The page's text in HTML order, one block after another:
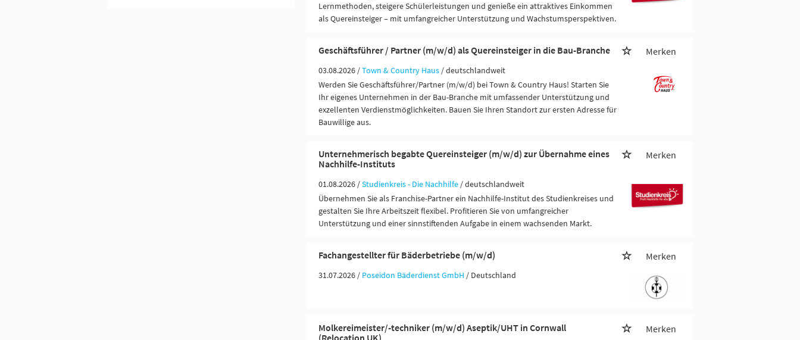
Lernmethoden, steigere Schülerleistungen und genieße ein attraktives Einkommen
als Quereinsteiger – mit umfangreicher Unterstützung und Wachstumsperspektiven.
Geschäftsführer / Partner (m/w/d) als Quereinsteiger in die Bau-Branche Merken
03.08.2026 /Town & Country Haus / deutschlandweit
Werden Sie Geschäftsführer/Partner (m/w/d) bei Town & Country Haus! Starten Sie
Ihr eigenes Unternehmen in der Bau-Branche mit umfassender Unterstützung und
exzellenten Verdienstmöglichkeiten. Bauen Sie Ihren Standort zur ersten Adresse für
Bauwillige aus.
Unternehmerisch begabte Quereinsteiger (m/w/d) zur Übernahme eines
Nachhilfe-Instituts
Merken
01.08.2026 /Studienkreis - Die Nachhilfe / deutschlandweit
Übernehmen Sie als Franchise-Partner ein Nachhilfe-Institut des Studienkreises und
gestalten Sie Ihre Arbeitszeit flexibel. Profitieren Sie von umfangreicher
Unterstützung und einer sinnstiftenden Aufgabe in einem wachsenden Markt.
Fachangestellter für Bäderbetriebe (m/w/d) Merken
31.07.2026 / Poseidon Bäderdienst GmbH / Deutschland
Molkereimeister/-techniker (m/w/d) Aseptik/UHT in Cornwall
(Relocation UK)
Merken